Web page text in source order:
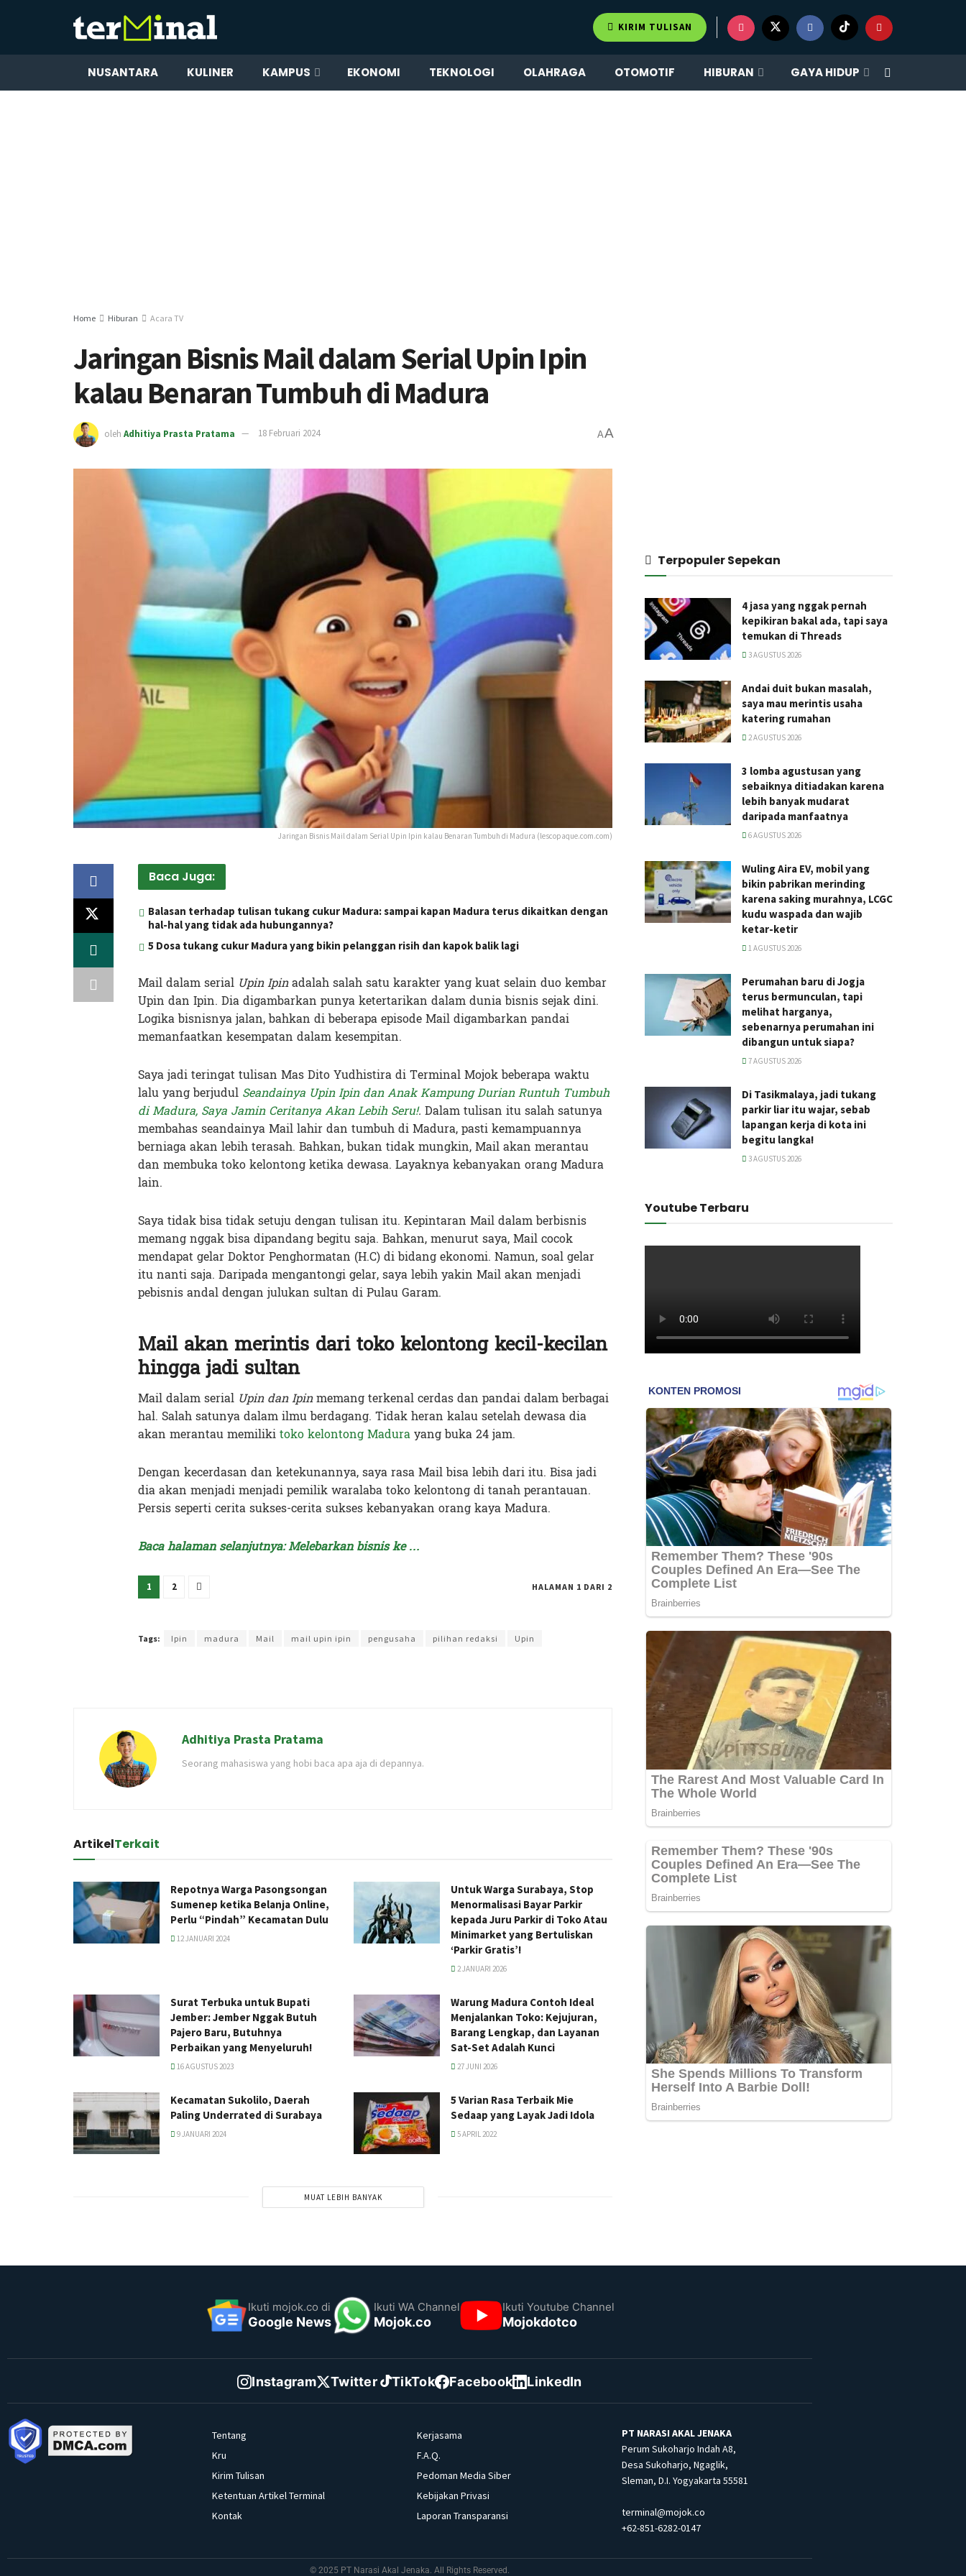
KIRIM TULISAN
NUSANTARA KULINER KAMPUS EKONOMI TEKNOLOGI OLAHRAGA OTOMOTIF HIBURAN GAYA HIDUP
Home Hiburan Acara TV
Jaringan Bisnis Mail dalam Serial Upin Ipin
kalau Benaran Tumbuh di Madura
oleh Adhitiya Prasta Pratama 18 Februari 2024 AA
Jaringan Bisnis Mail dalam Serial Upin Ipin kalau Benaran Tumbuh di Madura (lescopaque.com.com)
Baca Juga:
Balasan terhadap tulisan tukang cukur Madura: sampai kapan Madura terus dikaitkan dengan
hal-hal yang tidak ada hubungannya?
5 Dosa tukang cukur Madura yang bikin pelanggan risih dan kapok balik lagi
Mail dalam serial Upin Ipinadalah salah satu karakter yang kuat selain duo kembar
Upin dan Ipin. Dia digambarkan punya ketertarikan dalam dunia bisnis sejak dini.
Logika bisnisnya jalan, bahkan di beberapa episode Mail digambarkan pandai
memanfaatkan kesempatan dalam kesempitan.
Saya jadi teringat tulisan Mas Dito Yudhistira di Terminal Mojokbeberapa waktu
lalu yang berjudul Seandainya Upin Ipin dan Anak Kampung Durian Runtuh Tumbuh
di Madura, Saya Jamin Ceritanya Akan Lebih Seru!. Dalam tulisan itu salah satunya
membahas seandainya Mail lahir dan tumbuh di Madura, pasti kemampuannya
berniaga akan lebih terasah. Bahkan, bukan tidak mungkin, Mail akan merantau
dan membuka toko kelontong ketika dewasa. Layaknya kebanyakan orang Madura
lain.
Saya tidak bisa tidak setuju dengan tulisan itu. Kepintaran Mail dalam berbisnis
memang nggak bisa dipandang begitu saja. Bahkan, menurut saya, Mail cocok
mendapat gelar Doktor Penghormatan (H.C) di bidang ekonomi. Namun, soal gelar
itu nanti saja. Daripada mengantongi gelar, saya lebih yakin Mail akan menjadi
pebisnis andal dengan julukan sultan di Pulau Garam.
Mail akan merintis dari toko kelontong kecil-kecilan
hingga jadi sultan
Mail dalam serial Upin dan Ipinmemang terkenal cerdas dan pandai dalam berbagai
hal. Salah satunya dalam ilmu berdagang. Tidak heran kalau setelah dewasa dia
akan merantau memilikitoko kelontong Madurayang buka 24 jam.
Dengan kecerdasan dan ketekunannya, saya rasa Mail bisa lebih dari itu. Bisa jadi
dia akan menjadi menjadi pemilik waralaba toko kelontong di tanah perantauan.
Persis seperti cerita sukses-cerita sukses kebanyakan orang kaya Madura.
Baca halaman selanjutnya: Melebarkan bisnis ke …
HALAMAN 1 DARI 2
1 2
Tags: Ipin madura Mail mail upin ipin pengusaha pilihan redaksi Upin
Adhitiya Prasta Pratama
Seorang mahasiswa yang hobi baca apa aja di depannya.
ArtikelTerkait
Repotnya Warga Pasongsongan
Sumenep ketika Belanja Online,
Perlu “Pindah” Kecamatan Dulu
12 JANUARI 2024
Untuk Warga Surabaya, Stop
Menormalisasi Bayar Parkir
kepada Juru Parkir di Toko Atau
Minimarket yang Bertuliskan
‘Parkir Gratis’!
2 JANUARI 2026
Surat Terbuka untuk Bupati
Jember: Jember Nggak Butuh
Pajero Baru, Butuhnya
Perbaikan yang Menyeluruh!
16 AGUSTUS 2023
Warung Madura Contoh Ideal
Menjalankan Toko: Kejujuran,
Barang Lengkap, dan Layanan
Sat-Set Adalah Kunci
27 JUNI 2026
Kecamatan Sukolilo, Daerah
Paling Underrated di Surabaya
9 JANUARI 2024
5 Varian Rasa Terbaik Mie
Sedaap yang Layak Jadi Idola
5 APRIL 2022
MUAT LEBIH BANYAK
Terpopuler Sepekan
4 jasa yang nggak pernah
kepikiran bakal ada, tapi saya
temukan di Threads
3 AGUSTUS 2026
Andai duit bukan masalah,
saya mau merintis usaha
katering rumahan
2 AGUSTUS 2026
3 lomba agustusan yang
sebaiknya ditiadakan karena
lebih banyak mudarat
daripada manfaatnya
6 AGUSTUS 2026
Wuling Aira EV, mobil yang
bikin pabrikan merinding
karena saking murahnya, LCGC
kudu waspada dan wajib
ketar-ketir
1 AGUSTUS 2026
Perumahan baru di Jogja
terus bermunculan, tapi
melihat harganya,
sebenarnya perumahan ini
dibangun untuk siapa?
7 AGUSTUS 2026
Di Tasikmalaya, jadi tukang
parkir liar itu wajar, sebab
lapangan kerja di kota ini
begitu langka!
3 AGUSTUS 2026
Youtube Terbaru
Ikuti mojok.co di
Google News
Ikuti WA Channel
Mojok.co
Ikuti Youtube Channel
Mojokdotco
Instagram Twitter TikTok Facebook LinkedIn
Tentang
Kru
Kirim Tulisan
Ketentuan Artikel Terminal
Kontak
Kerjasama
F.A.Q.
Pedoman Media Siber
Kebijakan Privasi
Laporan Transparansi
PT NARASI AKAL JENAKA
Perum Sukoharjo Indah A8,
Desa Sukoharjo, Ngaglik,
Sleman, D.I. Yogyakarta 55581
terminal@mojok.co
+62-851-6282-0147
© 2025 PT Narasi Akal Jenaka. All Rights Reserved.